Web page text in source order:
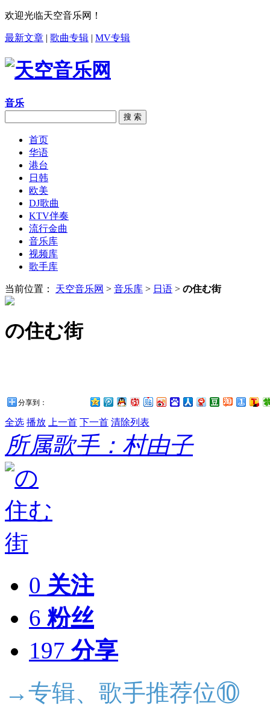
欢迎光临天空音乐网！
最新文章 | 歌曲专辑 | MV专辑
音乐
搜 索
首页
华语
港台
日韩
欧美
DJ歌曲
KTV伴奏
流行金曲
音乐库
视频库
歌手库
当前位置： 天空音乐网 > 音乐库 > 日语 > の住む街
の住む街
分享到：
全选 播放 上一首 下一首 清除列表
所属歌手：村由子
0 关注
6 粉丝
197 分享
→专辑、歌手推荐位⑩